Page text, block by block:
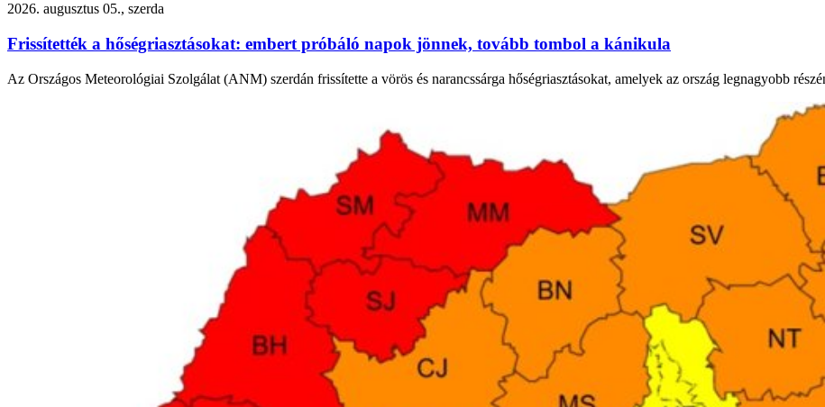
2026. augusztus 05., szerda
Frissítették a hőségriasztásokat: embert próbáló napok jönnek, tovább tombol a kánikula
Az Országos Meteorológiai Szolgálat (ANM) szerdán frissítette a vörös és narancssárga hőségriasztásokat, amelyek az ország legnagyobb